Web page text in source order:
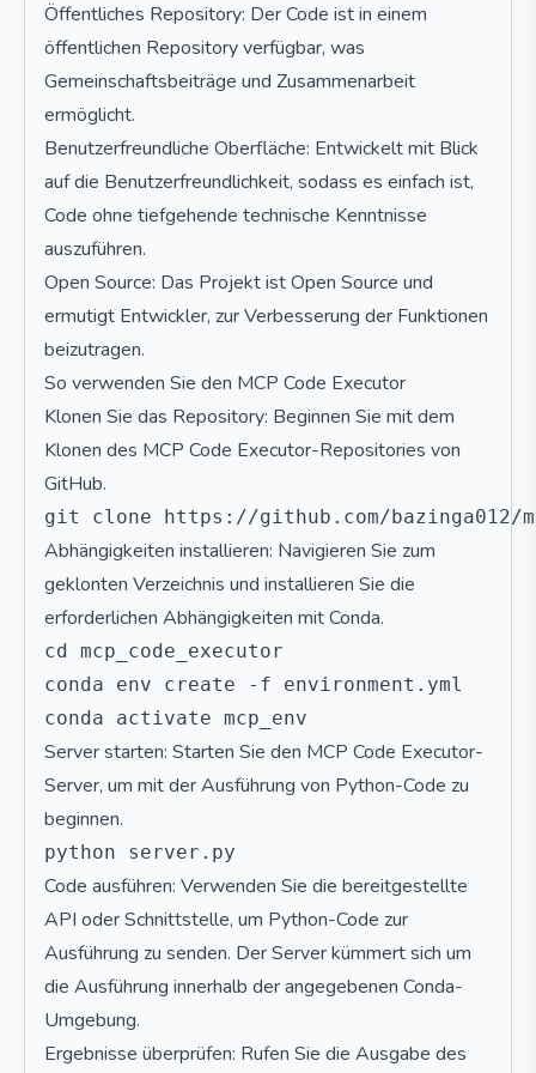
Öffentliches Repository: Der Code ist in einem
öffentlichen Repository verfügbar, was
Gemeinschaftsbeiträge und Zusammenarbeit
ermöglicht.
Benutzerfreundliche Oberfläche: Entwickelt mit Blick
auf die Benutzerfreundlichkeit, sodass es einfach ist,
Code ohne tiefgehende technische Kenntnisse
auszuführen.
Open Source: Das Projekt ist Open Source und
ermutigt Entwickler, zur Verbesserung der Funktionen
beizutragen.
So verwenden Sie den MCP Code Executor
Klonen Sie das Repository: Beginnen Sie mit dem
Klonen des MCP Code Executor-Repositories von
GitHub.
Abhängigkeiten installieren: Navigieren Sie zum
geklonten Verzeichnis und installieren Sie die
erforderlichen Abhängigkeiten mit Conda.
cd mcp_code_executor
conda env create -f environment.yml
Server starten: Starten Sie den MCP Code Executor-
Server, um mit der Ausführung von Python-Code zu
beginnen.
Code ausführen: Verwenden Sie die bereitgestellte
API oder Schnittstelle, um Python-Code zur
Ausführung zu senden. Der Server kümmert sich um
die Ausführung innerhalb der angegebenen Conda-
Umgebung.
Ergebnisse überprüfen: Rufen Sie die Ausgabe des